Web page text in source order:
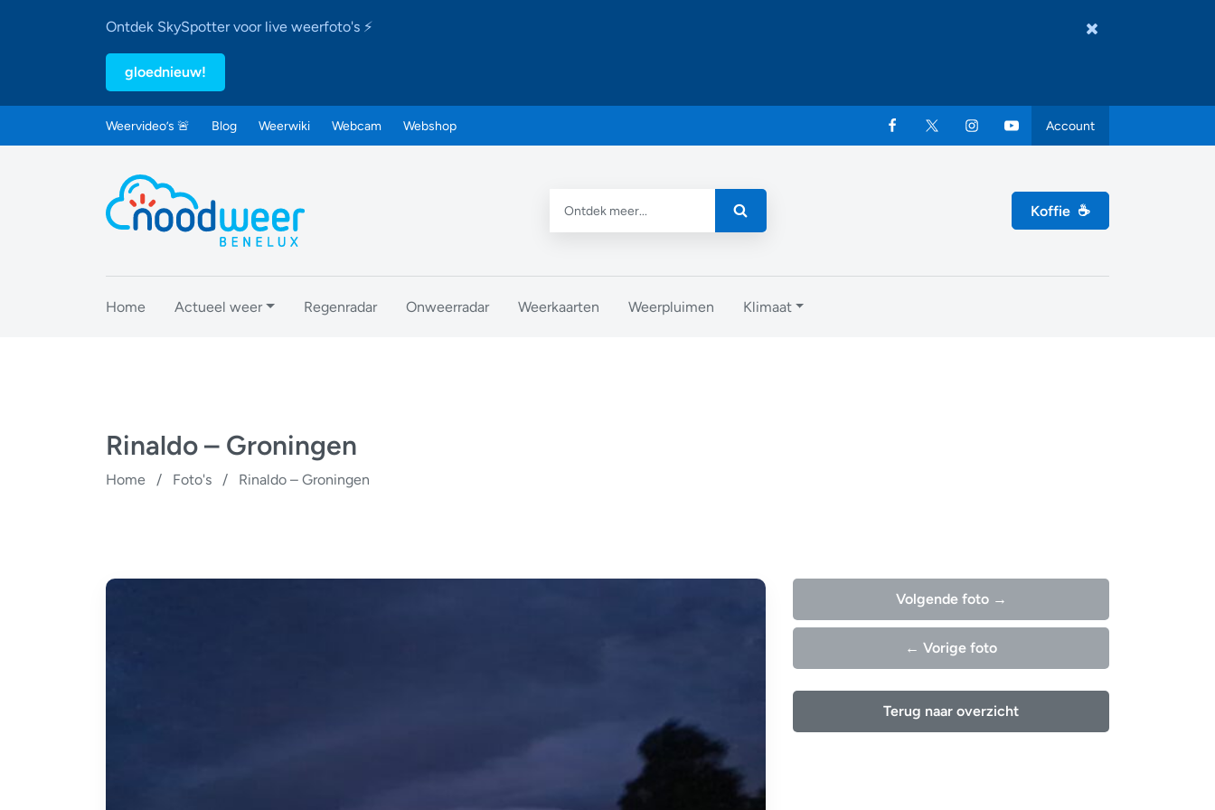
Ontdek SkySpotter voor live weerfoto's ⚡
gloednieuw!
Weervideo’s 🚨 Blog Weerwiki Webcam Webshop Account
Koffie ☕
Home Actueel weer Regenradar Onweerradar Weerkaarten Weerpluimen Klimaat
Rinaldo – Groningen
Home / Foto's / Rinaldo – Groningen
Volgende foto →
← Vorige foto
Terug naar overzicht